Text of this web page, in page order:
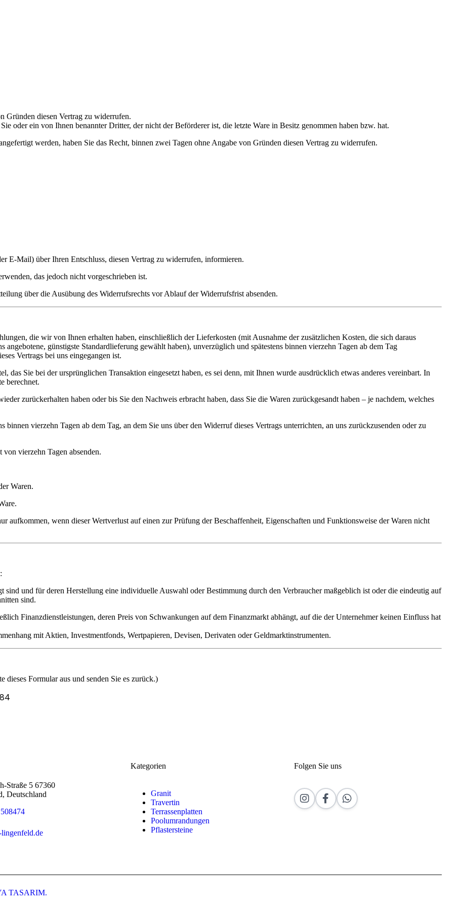
Gründen diesen Vertrag zu widerrufen.
Sie oder ein von Ihnen benannter Dritter, der nicht der Beförderer ist, die letzte Ware in Besitz genommen haben bzw. hat.
werden, haben Sie das Recht, binnen zwei Tagen ohne Angabe von Gründen diesen Vertrag zu widerrufen.
E-Mail) über Ihren Entschluss, diesen Vertrag zu widerrufen, informieren.
das jedoch nicht vorgeschrieben ist.
über die Ausübung des Widerrufsrechts vor Ablauf der Widerrufsfrist absenden.
, die wir von Ihnen erhalten haben, einschließlich der Lieferkosten (mit Ausnahme der zusätzlichen Kosten, die sich daraus
angebotene, günstigste Standardlieferung gewählt haben), unverzüglich und spätestens binnen vierzehn Tagen ab dem Tag
Vertrags bei uns eingegangen ist.
, das Sie bei der ursprünglichen Transaktion eingesetzt haben, es sei denn, mit Ihnen wurde ausdrücklich etwas anderes vereinbart. In
berechnet.
zurückerhalten haben oder bis Sie den Nachweis erbracht haben, dass Sie die Waren zurückgesandt haben – je nachdem, welches
binnen vierzehn Tagen ab dem Tag, an dem Sie uns über den Widerruf dieses Vertrags unterrichten, an uns zurückzusenden oder zu
von vierzehn Tagen absenden.
Waren.
.
aufkommen, wenn dieser Wertverlust auf einen zur Prüfung der Beschaffenheit, Eigenschaften und Funktionsweise der Waren nicht
sind und für deren Herstellung eine individuelle Auswahl oder Bestimmung durch den Verbraucher maßgeblich ist oder die eindeutig auf
sind.
Finanzdienstleistungen, deren Preis von Schwankungen auf dem Finanzmarkt abhängt, auf die der Unternehmer keinen Einfluss hat
mit Aktien, Investmentfonds, Wertpapieren, Devisen, Derivaten oderGeldmarktinstrumenten.
Formular aus und senden Sie es zurück.)
Straße 5 67360
Deutschland
Kategorien
Granit
Travertin
Terrassenplatten
Poolumrandungen
Pflastersteine
Folgen Sie uns
TASARIM.